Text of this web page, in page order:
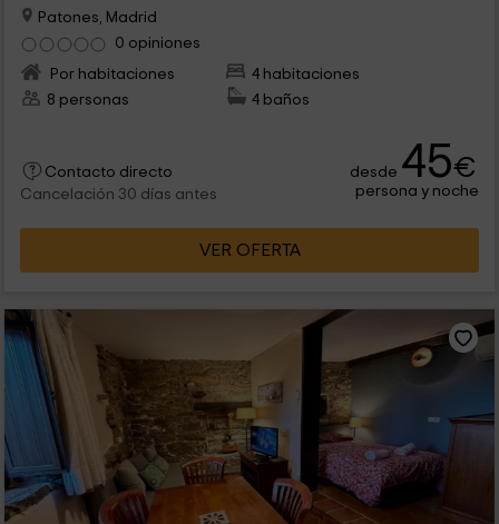
Patones, Madrid
0 opiniones
Por habitaciones
4 habitaciones
8 personas
4 baños
Contacto directo
Cancelación 30 días antes
desde 45€
persona y noche
VER OFERTA